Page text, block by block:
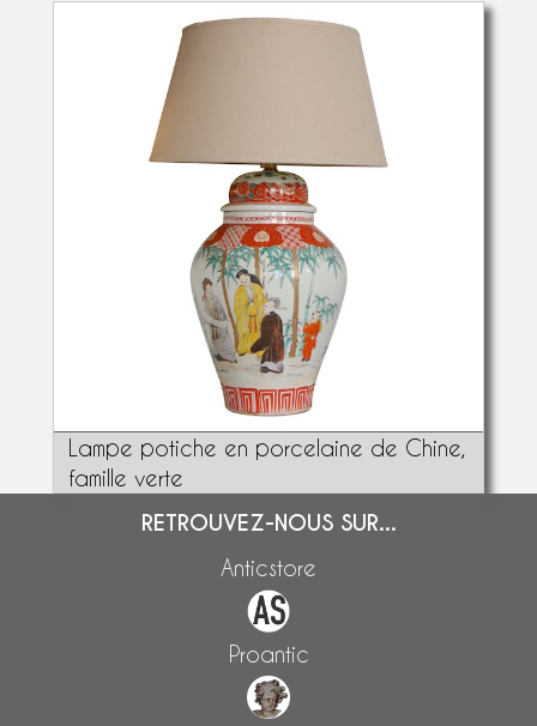
Lampe potiche en porcelaine de Chine,
famille verte
RETROUVEZ-NOUS SUR...
Anticstore
Proantic